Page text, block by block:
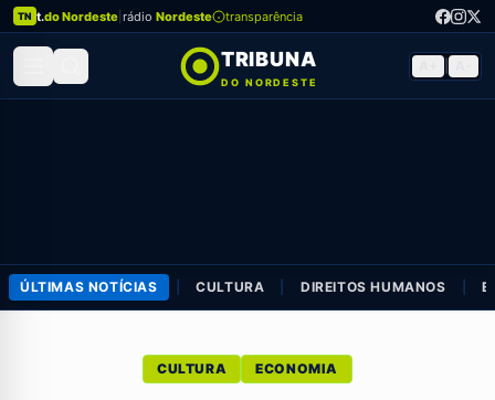
TN t.do Nordeste rádio Nordeste transparência
TRIBUNA
DO NORDESTE
ÚLTIMAS NOTÍCIAS CULTURA DIREITOS HUMANOS
CULTURA ECONOMIA